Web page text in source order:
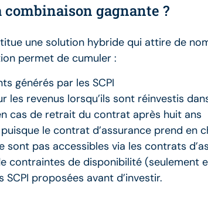
combinaison gagnante ?
une solution hybride qui attire de
permet de cumuler :
générés par les SCPI
les revenus lorsqu’ils sont réinvestis
cas de retrait du contrat après huit ans
le contrat d’assurance prend en
sont pas accessibles via les contrats
contraintes de disponibilité (seulement
proposées avant d’investir.